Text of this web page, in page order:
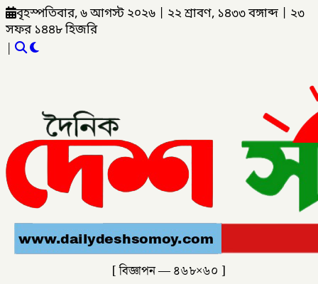
বৃহস্পতিবার, ৬ আগস্ট ২০২৬ ২২ শ্রাবণ, ১৪৩৩ বঙ্গাব্দ
২৩
সফর ১৪৪৮ হিজরি
|
[ বিজ্ঞাপন — ৪৬৮×৬০ ]